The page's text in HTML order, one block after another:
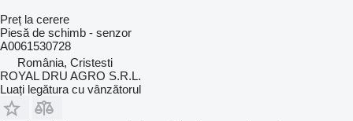
Preț la cerere
Piesă de schimb - senzor
A0061530728
România, Cristesti
ROYAL DRU AGRO S.R.L.
Luați legătura cu vânzătorul